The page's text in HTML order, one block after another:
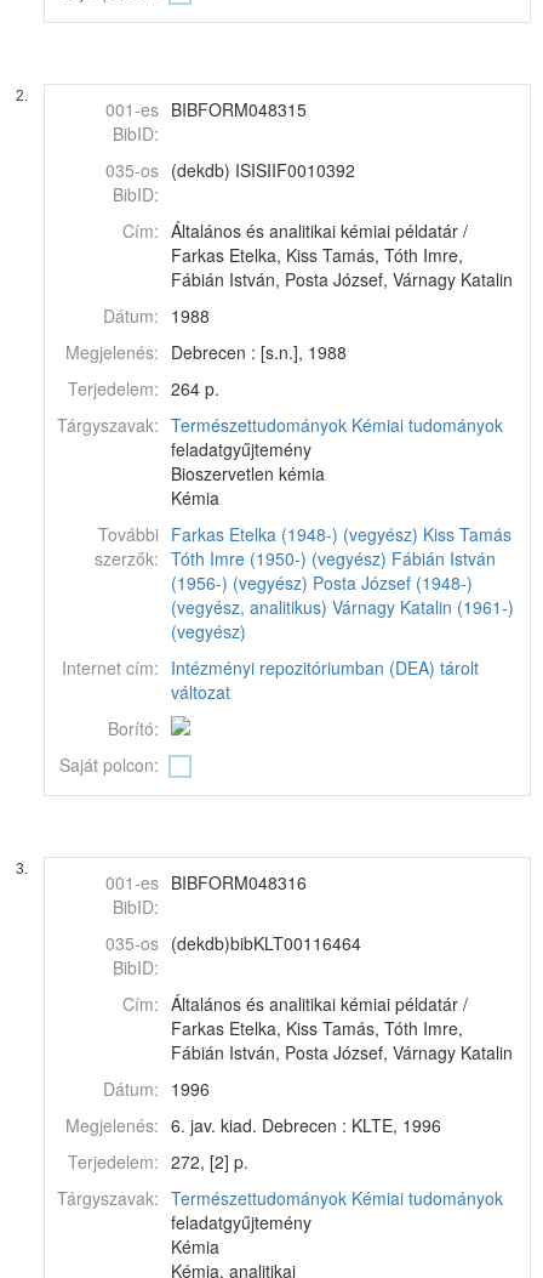
2.
001-es
BibID:
BIBFORM048315
035-os
BibID:
(dekdb) ISISIIF0010392
Cím: Általános és analitikai kémiai példatár /
Farkas Etelka, Kiss Tamás, Tóth Imre,
Fábián István, Posta József, Várnagy Katalin
Dátum: 1988
Megjelenés: Debrecen : [s.n.], 1988
Terjedelem: 264 p.
Tárgyszavak: Természettudományok Kémiai tudományok
feladatgyűjtemény
Bioszervetlen kémia
Kémia
További
szerzők:
Farkas Etelka (1948-) (vegyész) Kiss Tamás
Tóth Imre (1950-) (vegyész) Fábián István
(1956-) (vegyész) Posta József (1948-)
(vegyész, analitikus) Várnagy Katalin (1961-)
(vegyész)
Internet cím: Intézményi repozitóriumban (DEA) tárolt
változat
Borító:
Saját polcon:
3.
001-es
BibID:
BIBFORM048316
035-os
BibID:
(dekdb)bibKLT00116464
Cím: Általános és analitikai kémiai példatár /
Farkas Etelka, Kiss Tamás, Tóth Imre,
Fábián István, Posta József, Várnagy Katalin
Dátum: 1996
Megjelenés: 6. jav. kiad. Debrecen : KLTE, 1996
Terjedelem: 272, [2] p.
Tárgyszavak: Természettudományok Kémiai tudományok
feladatgyűjtemény
Kémia
Kémia, analitikai